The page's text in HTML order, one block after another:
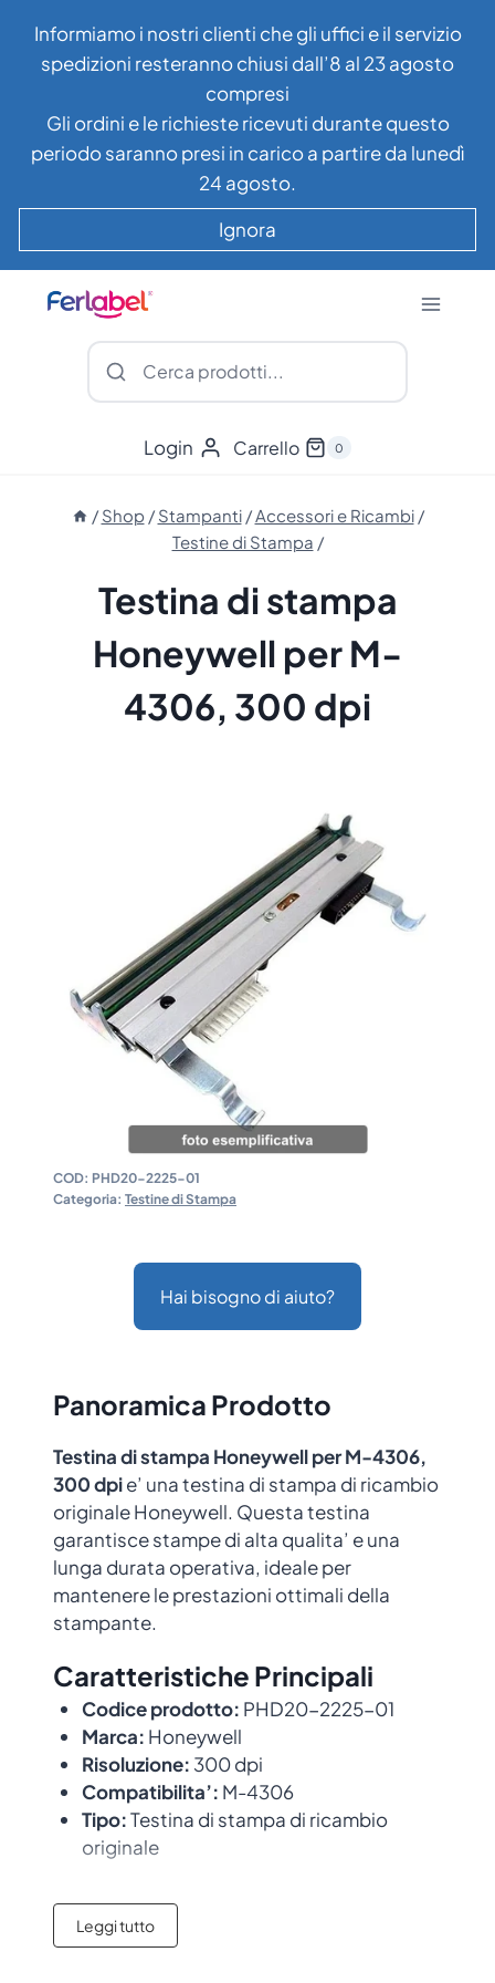
contenuto
Informiamo i nostri clienti che gli uffici e il servizio
spedizioni resteranno chiusi dall’8 al 23 agosto
compresi
Gli ordini e le richieste ricevuti durante questo
periodo saranno presi in carico a partire da lunedì
24 agosto.
Ignora
Login Carrello 0
/ Shop / Stampanti /Accessori e Ricambi /
Testine di Stampa /
Testina di stampa
Honeywell per M-
4306, 300 dpi
COD: PHD20-2225-01
Categoria: Testine di Stampa
Hai bisogno di aiuto?
Panoramica Prodotto
Testina di stampa Honeywell per M-4306,
300 dpie’ una testina di stampa di ricambio
originale Honeywell. Questa testina
garantisce stampe di alta qualita’ e una
lunga durata operativa, ideale per
mantenere le prestazioni ottimali della
stampante.
Caratteristiche Principali
Codice prodotto: PHD20-2225-01
Marca: Honeywell
Risoluzione: 300 dpi
Compatibilita’: M-4306
Tipo:Testina di stampa di ricambio
originale
Compatibilita’
Leggi tutto